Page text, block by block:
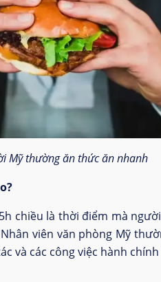
Mỹ thường ăn thức ăn nhanh
chiều là thời điểm mà
viên văn phòng Mỹ
và các công việc hành chính